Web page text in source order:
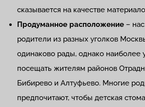
сказывается на качестве
Продуманное расположение –
родители из разных уголков
одинаково рады, однако наиболее
посещать жителям районов
Бибирево и Алтуфьево. Многие
предпочитают, чтобы детская